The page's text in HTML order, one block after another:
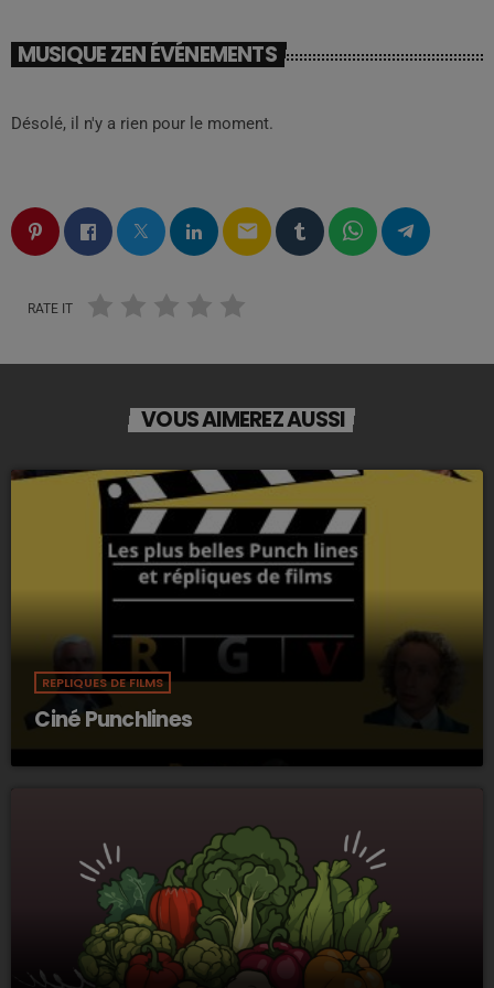
MUSIQUE ZEN ÉVÉNEMENTS
Désolé, il n'y a rien pour le moment.
email
RATE IT
VOUS AIMEREZ AUSSI
REPLIQUES DE FILMS
Ciné Punchlines